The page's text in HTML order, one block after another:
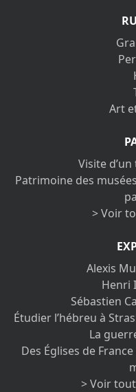
Art
Visite
Patrimoine des
> Voir
Alexis
Henri
Sébastien
Étudier l’hébreu à
La
Des Églises de
> Voir